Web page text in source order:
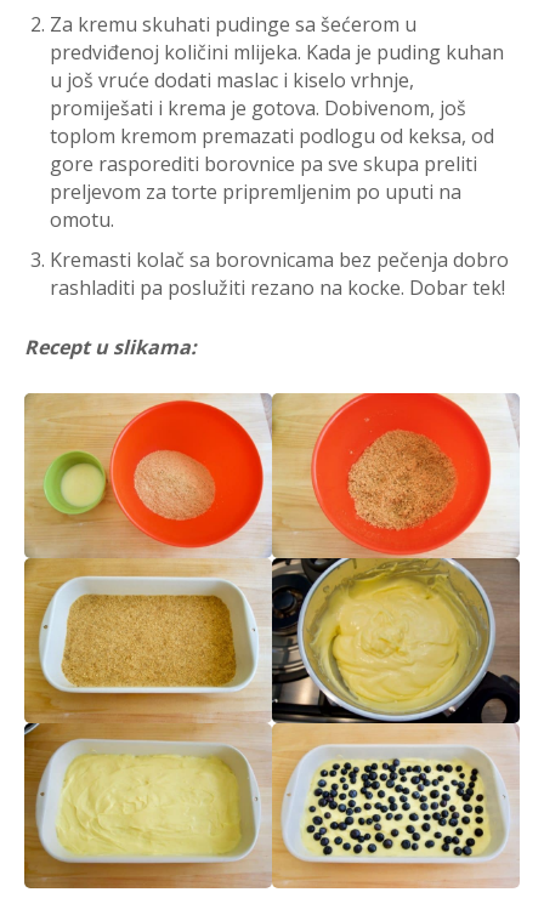
Za kremu skuhati pudinge sa šećerom u
predviđenoj količini mlijeka. Kada je puding kuhan
u još vruće dodati maslac i kiselo vrhnje,
promiješati i krema je gotova. Dobivenom, još
toplom kremom premazati podlogu od keksa, od
gore rasporediti borovnice pa sve skupa preliti
preljevom za torte pripremljenim po uputi na
omotu.
Kremasti kolač sa borovnicama bez pečenja dobro
rashladiti pa poslužiti rezano na kocke. Dobar tek!
Recept u slikama: